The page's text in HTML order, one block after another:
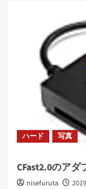
ハード 写真
CFast2.0のアダ
nisefuruta